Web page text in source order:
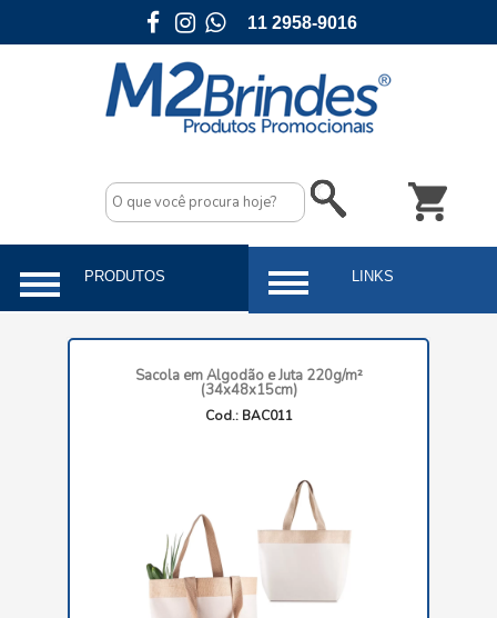
11 2958-9016
Sacola em Algodão e Juta 220g/m²
(34x48x15cm)
Cod.: BAC011